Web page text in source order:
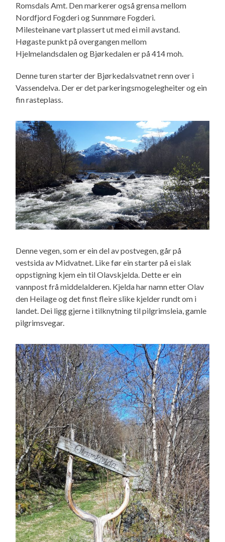
Romsdals Amt. Den markerer også grensa mellom
Nordfjord Fogderi og Sunnmøre Fogderi.
Milesteinane vart plassert ut med ei mil avstand.
Høgaste punkt på overgangen mellom
Hjelmelandsdalen og Bjørkedalen er på 414 moh.
Denne turen starter der Bjørkedalsvatnet renn over i
Vassendelva. Der er det parkeringsmogelegheiter og ein
fin rasteplass.
Denne vegen, som er ein del av postvegen, går på
vestsida av Midvatnet. Like før ein starter på ei slak
oppstigning kjem ein til Olavskjelda. Dette er ein
vannpost frå middelalderen. Kjelda har namn etter Olav
den Heilage og det finst fleire slike kjelder rundt om i
landet. Dei ligg gjerne i tilknytning til pilgrimsleia, gamle
pilgrimsvegar.